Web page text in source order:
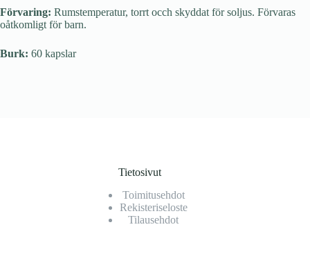
Förvaring: Rumstemperatur, torrt occh skyddat för soljus. Förvaras
oåtkomligt för barn.
Burk: 60 kapslar
Tietosivut
Toimitusehdot
Rekisteriseloste
Tilausehdot